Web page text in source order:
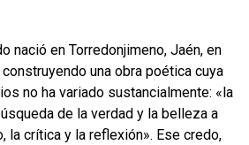
nació en Torredonjimeno, Jaén, en
una obra poética cuya
no ha variado sustancialmente: «la
de la verdad y la belleza a
la crítica y la reflexión». Ese credo,